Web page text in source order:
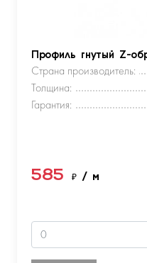
Профиль гнутый Z-
Страна производитель:
Толщина:
Гарантия:
585 ₽ / м